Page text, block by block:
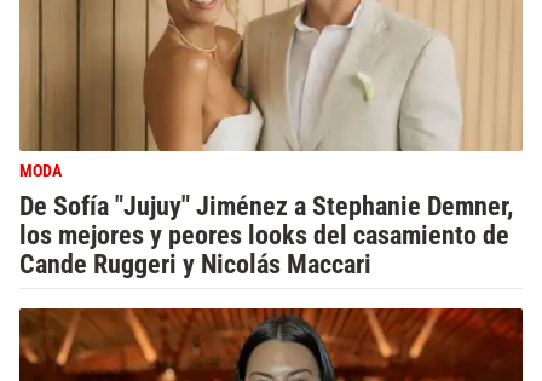
MODA
De Sofía "Jujuy" Jiménez a Stephanie Demner,
los mejores y peores looks del casamiento de
Cande Ruggeri y Nicolás Maccari